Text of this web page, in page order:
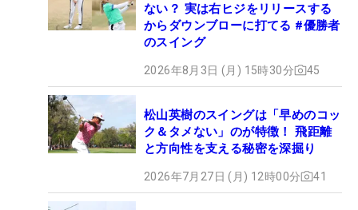
ない？ 実は右ヒジをリリースする
からダウンブローに打てる #優勝者
のスイング
2026年8月3日 (月) 15時30分 45
松山英樹のスイングは「早めのコッ
ク＆タメない」のが特徴！ 飛距離
と方向性を支える秘密を深掘り
2026年7月27日 (月) 12時00分 41